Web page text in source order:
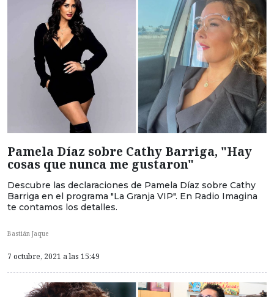
Pamela Díaz sobre Cathy Barriga, "Hay
cosas que nunca me gustaron"
Descubre las declaraciones de Pamela Díaz sobre Cathy
Barriga en el programa "La Granja VIP". En Radio Imagina
te contamos los detalles.
Bastián Jaque
7 octubre, 2021 a las 15:49